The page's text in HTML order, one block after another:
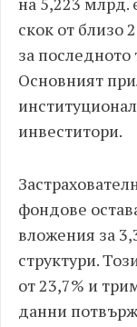
скок от близо
за последното
Основният
инвеститори.
фондове
вложения за
структури.
от 23,7% и
данни